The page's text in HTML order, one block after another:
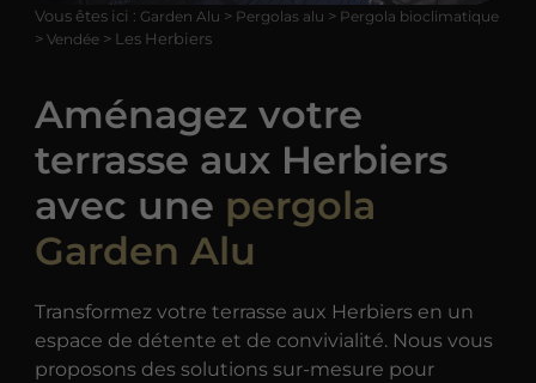
Vous êtes ici : Garden Alu > Pergolas alu > Pergola bioclimatique
>Vendée > Les Herbiers
Aménagez votre
terrasse aux Herbiers
avec une pergola
Garden Alu
Transformez votre terrasse aux Herbiers en un
espace de détente et de convivialité. Nous vous
proposons des solutions sur-mesure pour